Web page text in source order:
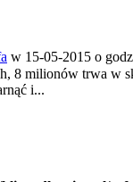
w 15-05-2015 o
8 milionów trwa w
i...